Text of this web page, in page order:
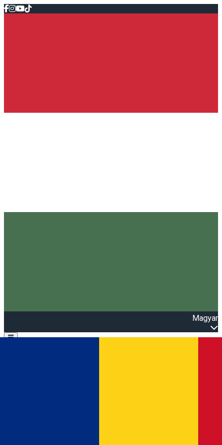
Magyar
Open main menu